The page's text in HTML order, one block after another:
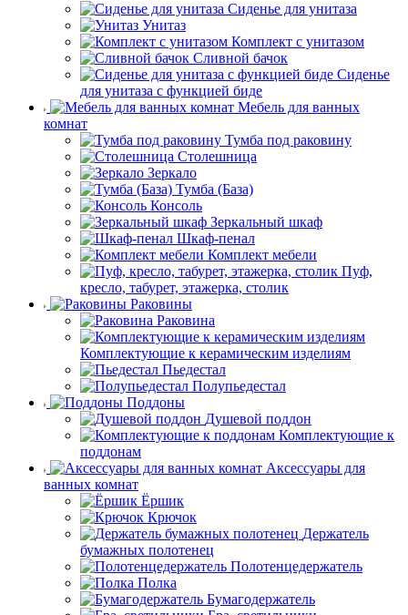
Сиденье для унитаза
Унитаз
Комплект с унитазом
Сливной бачок
Сиденье
для унитаза с функцией биде
Мебель для ванных
комнат
Тумба под раковину
Столешница
Зеркало
Тумба (База)
Консоль
Зеркальный шкаф
Шкаф-пенал
Комплект мебели
Пуф,
кресло, табурет, этажерка, столик
Раковины
Раковина
Комплектующие к керамическим изделиям
Пьедестал
Полупьедестал
Поддоны
Душевой поддон
Комплектующие к
поддонам
Аксессуары для
ванных комнат
Ёршик
Крючок
Держатель
бумажных полотенец
Полотенцедержатель
Полка
Бумагодержатель